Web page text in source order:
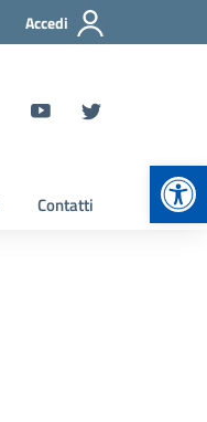
Accedi
Contatti